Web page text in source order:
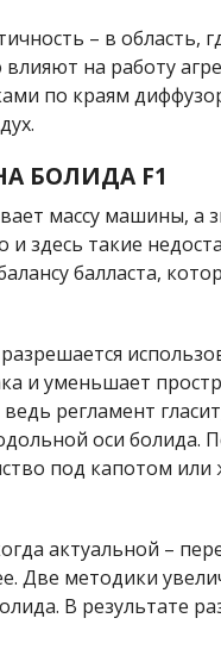
– в область,
на работу
по краям
БОЛИДА F1
массу машины, а
здесь такие
балласта,
и уменьшает
регламент
оси болида.
под капотом или
актуальной –
Две методики
В результате